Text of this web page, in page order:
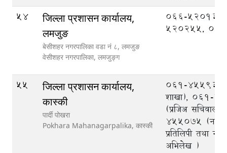
54
जिल्ला प्रशासन कार्यालय,
लमजुङ
बेसीशहर नगरपालिका वडा नं ८, लमजुङ
वेसीशहर नगरपालिका, लमजुङ्ग
066-
520255,
55
जिल्ला प्रशासन कार्यालय,
कास्की
पार्दी पोखरा
Pokhara Mahanagarpalika, कास्की
061-455936
शाखा), 061-
(प्रजिअ
455075
प्रतिलिपी तथा
अभिलेख )